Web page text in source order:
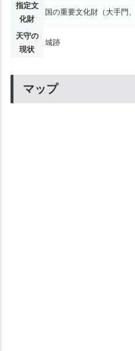
指定文
化財
国の重要文化財（大手門
天守の
現状
城跡
マップ